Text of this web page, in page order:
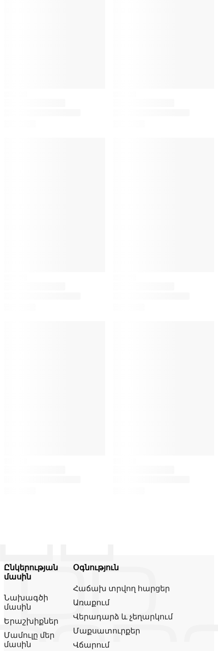
Ընկերության
մասին
Նախագծի
մասին
Երաշխիքներ
Մամուլը մեր
մասին
Օգնություն
Հաճախ տրվող հարցեր
Առաքում
Վերադարձ և չեղարկում
Մաքսատուրքեր
Վճարում